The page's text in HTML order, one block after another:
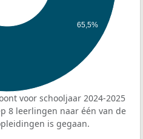
65,5%
voor schooljaar 2024-2025
8 leerlingen naar één van de
is gegaan.